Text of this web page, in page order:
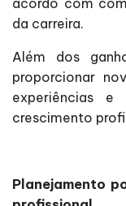
acordo com
da carreira.
Além dos
proporcionar
experiências e
crescimento
Planejamento